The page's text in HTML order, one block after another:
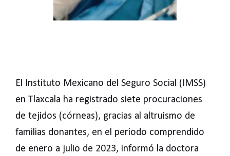
El Instituto Mexicano del Seguro Social (IMSS)
en Tlaxcala ha registrado siete procuraciones
de tejidos (córneas), gracias al altruismo de
familias donantes, en el período comprendido
de enero a julio de 2023, informó la doctora